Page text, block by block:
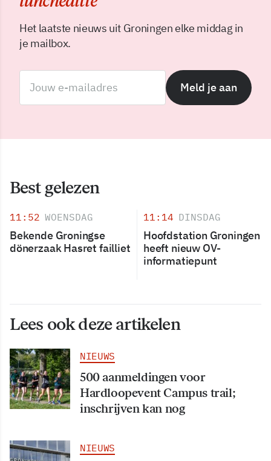
Het laatste nieuws uit Groningen elke middag in
je mailbox.
Meld je aan
Best gelezen
11:52 WOENSDAG
Bekende Groningse
dönerzaak Hasret failliet
11:14 DINSDAG
Hoofdstation Groningen
heeft nieuw OV-
informatiepunt
Lees ook deze artikelen
NIEUWS
500 aanmeldingen voor
Hardloopevent Campus trail;
inschrijven kan nog
NIEUWS